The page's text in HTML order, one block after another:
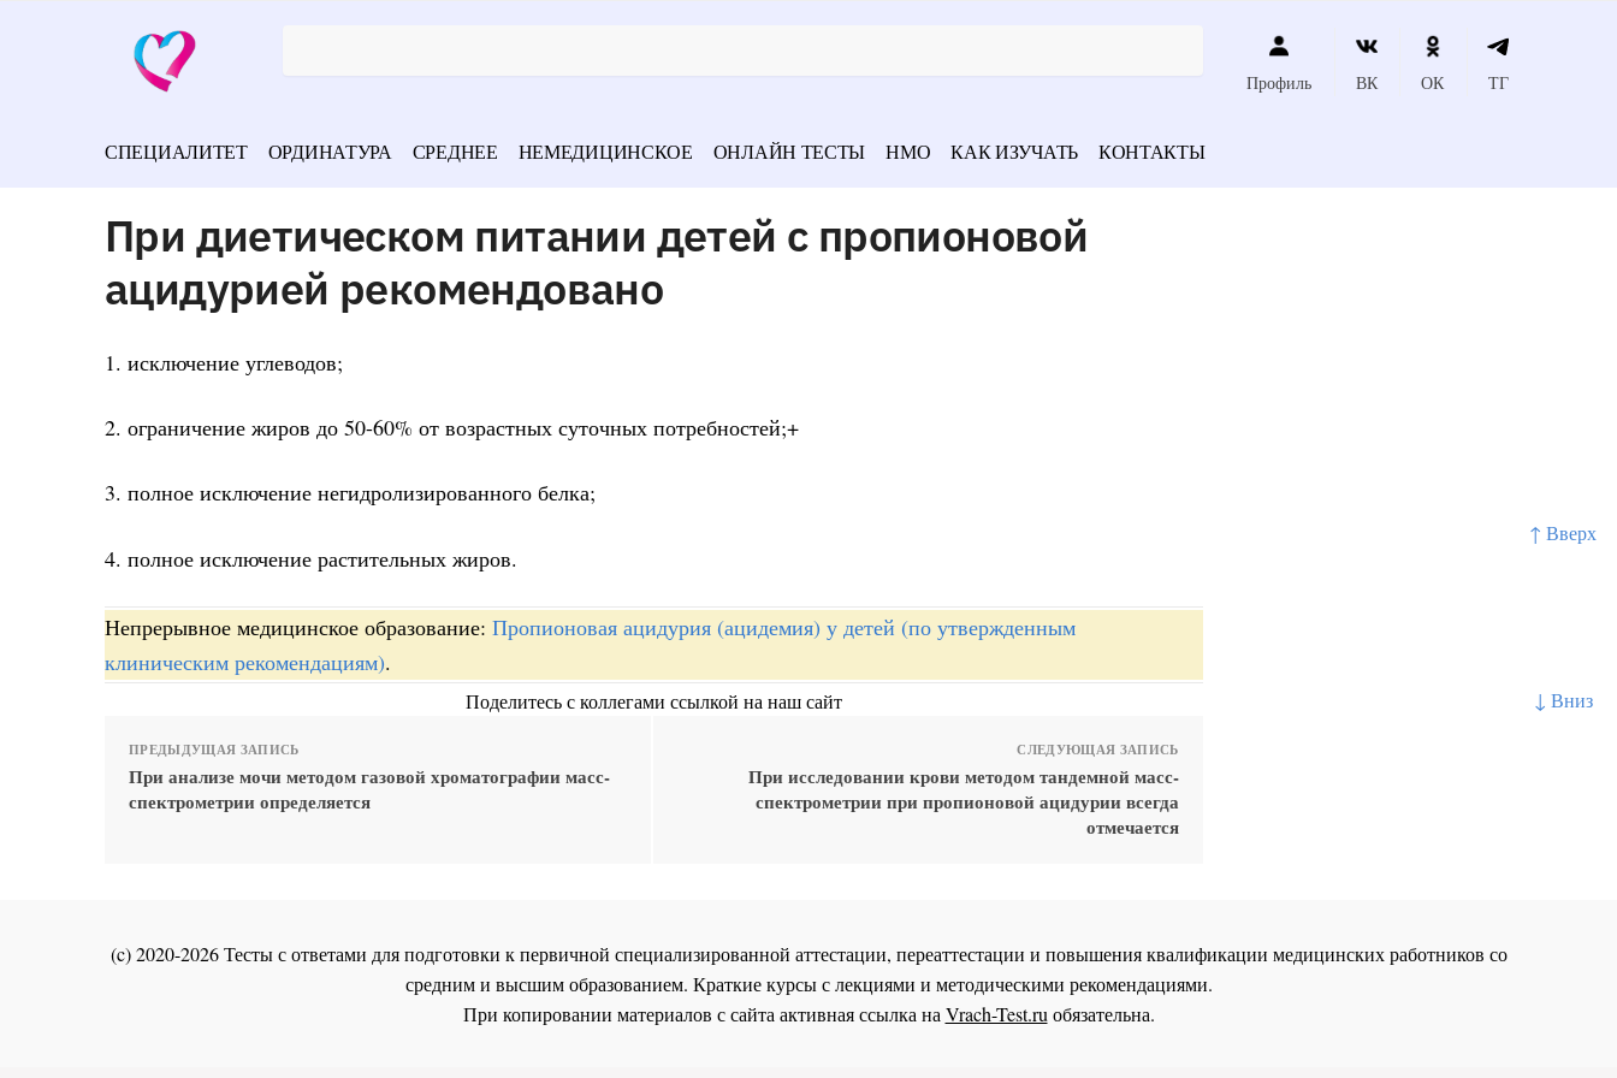
↑ Вверх
↓ Вниз
Профиль ВК ОК ТГ
СПЕЦИАЛИТЕТ ОРДИНАТУРА СРЕДНЕЕ НЕМЕДИЦИНСКОЕ ОНЛАЙН ТЕСТЫ НМО КАК ИЗУЧАТЬ КОНТАКТЫ
При диетическом питании детей с пропионовой
ацидурией рекомендовано
1. исключение углеводов;
2. ограничение жиров до 50-60% от возрастных суточных потребностей;+
3. полное исключение негидролизированного белка;
4. полное исключение растительных жиров.
Непрерывное медицинское образование: Пропионовая ацидурия (ацидемия) у детей (по утвержденным
клиническим рекомендациям).
Поделитесь с коллегами ссылкой на наш сайт
ПРЕДЫДУЩАЯ ЗАПИСЬ
При анализе мочи методом газовой хроматографии масс-
спектрометрии определяется
СЛЕДУЮЩАЯ ЗАПИСЬ
При исследовании крови методом тандемной масс-
спектрометрии при пропионовой ацидурии всегда
отмечается
(c) 2020-2026 Тесты с ответами для подготовки к первичной специализированной аттестации, переаттестации и повышения квалификации медицинских работников со
средним и высшим образованием. Краткие курсы с лекциями и методическими рекомендациями.
При копировании материалов с сайта активная ссылка наVrach-Test.ruобязательна.